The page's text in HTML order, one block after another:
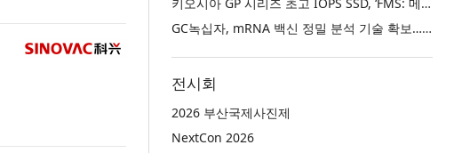
GC녹십자, mRNA 백신 정밀 분석 기술 확보… 국제 학술지 논문 게재
전시회
2026 부산국제사진제
NextCon 2026